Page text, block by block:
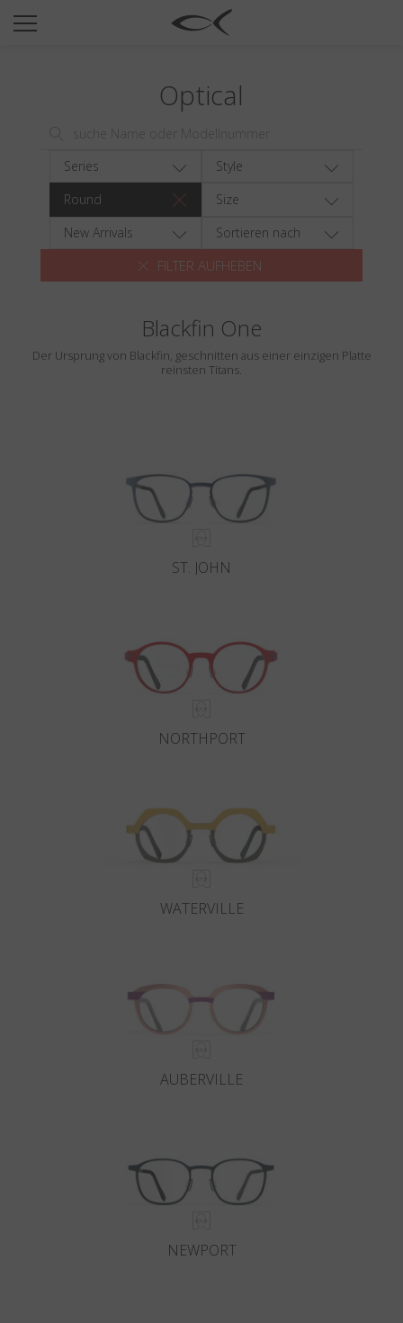
SUN
TITANIUM
NEWSROOM
Search
Optical
Series
Style
Round
Size
New Arrivals
Sortieren nach
FILTER AUFHEBEN
Blackfin One
Der Ursprung von Blackfin, geschnitten aus einer einzigen Platte
reinsten Titans.
ST. JOHN
NORTHPORT
WATERVILLE
AUBERVILLE
NEWPORT